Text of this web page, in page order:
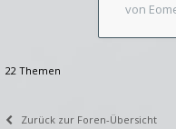
von
22 Themen
Zurück zur Foren-Übersicht